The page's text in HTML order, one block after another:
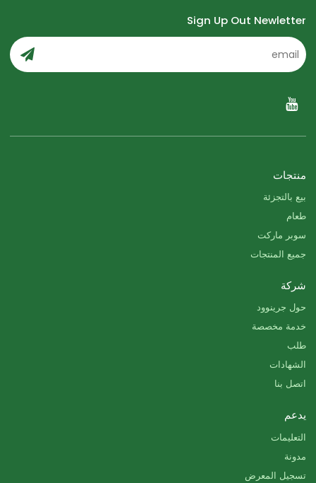
Sign Up Out Newletter
منتجات
بيع بالتجزئة
طعام
سوبر ماركت
جميع المنتجات
شركة
حول جرينوود
خدمة مخصصة
طلب
الشهادات
اتصل بنا
يدعم
التعليمات
مدونة
تسجيل المعرض